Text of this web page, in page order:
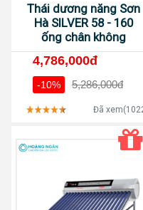
Thái dương năng Sơn
Hà SILVER 58 - 160
ống chân không
4,786,000đ
-10% 5,286,000đ
Đã